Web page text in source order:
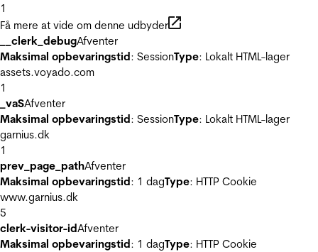
1
Få mere at vide om denne udbyder
__clerk_debugAfventer
Maksimal opbevaringstid: SessionType: Lokalt HTML-lager
assets.voyado.com
1
_vaSAfventer
Maksimal opbevaringstid: SessionType: Lokalt HTML-lager
garnius.dk
1
prev_page_pathAfventer
Maksimal opbevaringstid: 1 dagType: HTTP Cookie
www.garnius.dk
5
clerk-visitor-idAfventer
Maksimal opbevaringstid: 1 dagType: HTTP Cookie